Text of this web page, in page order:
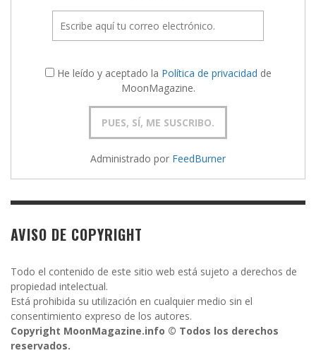
He leído y aceptado la Política de privacidad de
MoonMagazine.
Administrado por FeedBurner
AVISO DE COPYRIGHT
Todo el contenido de este sitio web está sujeto a derechos de
propiedad intelectual.
Está prohibida su utilización en cualquier medio sin el
consentimiento expreso de los autores.
Copyright MoonMagazine.info © Todos los derechos
reservados.